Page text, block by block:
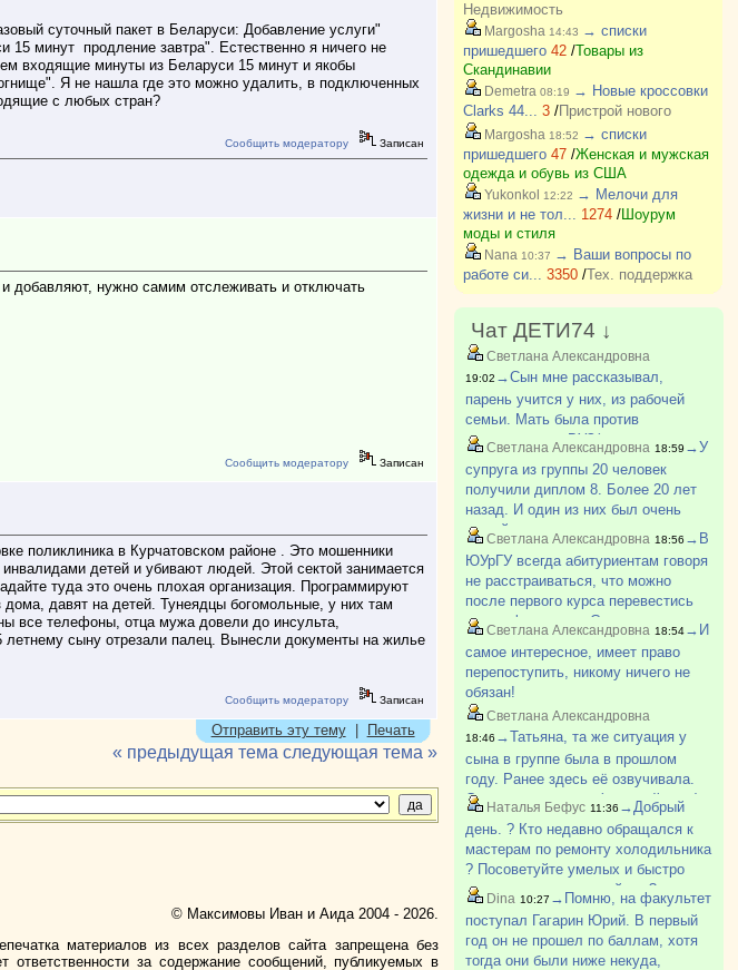
суточный пакет в Беларуси: Добавление услуги"
минут продление завтра". Естественно я ничего не
входящие минуты из Беларуси 15 минут и якобы
Я не нашла где это можно удалить, в подключенных
с любых стран?
Сообщить модератору Записан
и добавляют, нужно самим отслеживать и отключать
Сообщить модератору Записан
поликлиника в Курчатовском районе . Это мошенники
детей и убивают людей. Этой сектой занимается
туда это очень плохая организация. Программируют
давят на детей. Тунеядцы богомольные, у них там
все телефоны, отца мужа довели до инсульта,
сыну отрезали палец. Вынесли документы на жилье
Сообщить модератору Записан
Отправить эту тему| Печать
« предыдущая тема следующая тема »
© Максимовы Иван и Аида 2004 - 2026.
материалов из всех разделов сайта запрещена без
за содержание сообщений, публикуемых в
Недвижимость
Margosha 14:43 → списки
пришедшего 42/Товары из
Скандинавии
Demetra 08:19 → Новые кроссовки
Clarks 44... 3/Пристрой нового
Margosha 18:52 → списки
пришедшего 47/Женская и мужская
одежда и обувь из США
Yukonkol 12:22 → Мелочи для
жизни и не тол... 1274/Шоурум
моды и стиля
Nana 10:37 → Ваши вопросы по
работе си... 3350/Тех. поддержка
Чат ДЕТИ74 ↓
Светлана Александровна
19:02 →Сын мне рассказывал,
парень учится у них, из рабочей
семьи. Мать была против
поступления в ВУЗ(парень
поступил). Говорила ему после
школы идти работать на завод. Как-
то так.
Светлана Александровна 18:59 →У
супруга из группы 20 человек
получили диплом 8. Более 20 лет
назад. И один из них был очень
умный парень из деревни, не
хватало денег, приходилось
работать и много пропускать. Был
самым лучшим в группе. И так
бывает.
Светлана Александровна 18:56 →В
ЮУрГУ всегда абитуриентам говоря
не расстраиваться, что можно
после первого курса перевестись
на др. факультет. Смотрю по
вакантным местам в ЮУрГУ с
каждым курсом всё больше
свободных мест и больше!
Светлана Александровна 18:54→И
самое интересное, имеет право
перепоступить, никому ничего не
обязан!
Светлана Александровна
18:46 →Татьяна, та же ситуация у
сына в группе была в прошлом
году. Ранее здесь её озвучивала.
Студент с долгами (старший курс)
опять поступал для подстраховки и
не стал учится, тк долги успел
закрыть. Но у меня чего-то други?
Наталья Бефус 11:36 →Добрый
день. ? Кто недавно обращался к
мастерам по ремонту холодильника
? Посоветуйте умелых и быстро
приезжающих пожалуйста ?
Dina 10:27 →Помню, на факультет
поступал Гагарин Юрий. В первый
год он не прошел по баллам, хотя
тогда они были ниже некуда,